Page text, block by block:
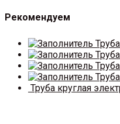
Рекомендуем
Труба круглая